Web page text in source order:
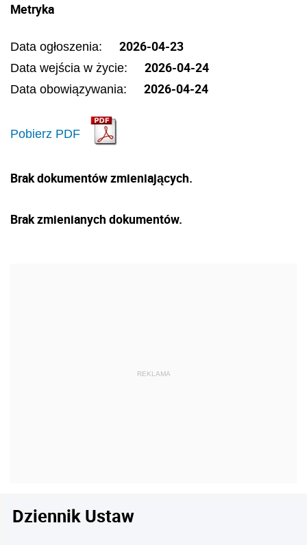
Metryka
Data ogłoszenia: 2026-04-23
Data wejścia w życie: 2026-04-24
Data obowiązywania: 2026-04-24
Pobierz PDF
Brak dokumentów zmieniających.
Brak zmienianych dokumentów.
Dziennik Ustaw